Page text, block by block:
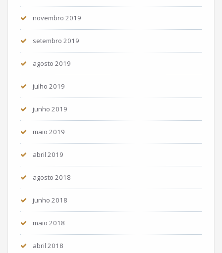
novembro 2019
setembro 2019
agosto 2019
julho 2019
junho 2019
maio 2019
abril 2019
agosto 2018
junho 2018
maio 2018
abril 2018